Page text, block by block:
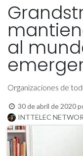
al
Organizaciones de
30 de abril de 2020
INTTELEC